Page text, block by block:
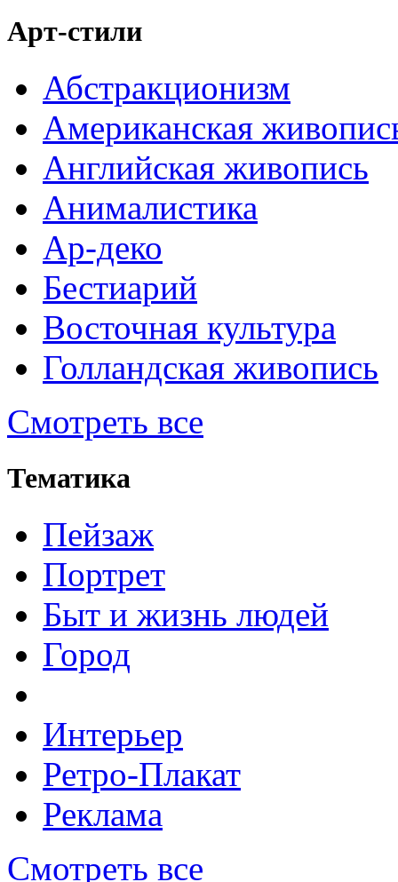
Арт-стили
Абстракционизм
Американская
Английская живопись
Анималистика
Ар-деко
Бестиарий
Восточная культура
Голландская живопись
Смотреть все
Тематика
Пейзаж
Портрет
Быт и жизнь людей
Город
Интерьер
Ретро-Плакат
Реклама
Смотреть все